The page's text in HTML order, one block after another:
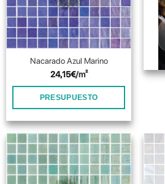
Nacarado Azul Marino
24,15€/m²
PRESUPUESTO